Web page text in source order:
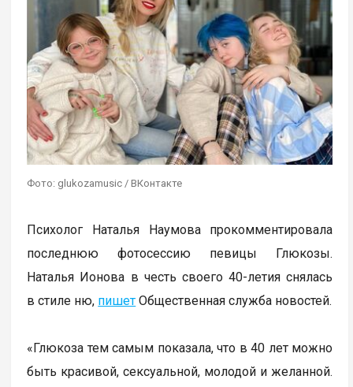
Фото: glukozamusic / ВКонтакте
Психолог Наталья Наумова прокомментировала
последнюю фотосессию певицы Глюкозы.
Наталья Ионова в честь своего 40-летия снялась
в стиле ню, пишет Общественная служба новостей.
«Глюкоза тем самым показала, что в 40 лет можно
быть красивой, сексуальной, молодой и желанной.